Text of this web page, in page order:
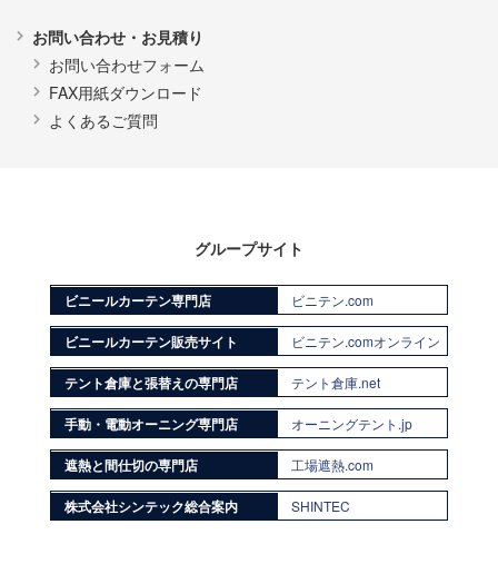
お問い合わせ・お見積り
お問い合わせフォーム
FAX用紙ダウンロード
よくあるご質問
グループサイト
ビニールカーテン専門店 ビニテン.com
ビニールカーテン販売サイト ビニテン.comオンライン
テント倉庫と張替えの専門店 テント倉庫.net
手動・電動オーニング専門店 オーニングテント.jp
遮熱と間仕切の専門店 工場遮熱.com
株式会社シンテック総合案内 SHINTEC